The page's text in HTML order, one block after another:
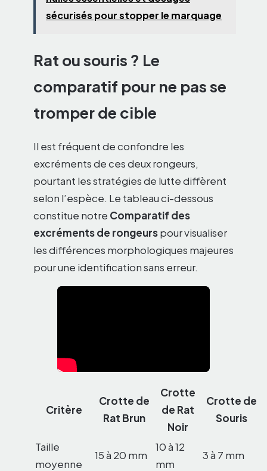
sécurisés pour stopper le marquage
Rat ou souris ? Le
comparatif pour ne pas se
tromper de cible
Il est fréquent de confondre les
excréments de ces deux rongeurs,
pourtant les stratégies de lutte diffèrent
selon l’espèce. Le tableau ci-dessous
constitue notre Comparatif des
excréments de rongeurspour visualiser
les différences morphologiques majeures
pour une identification sans erreur.
Critère
Crotte de
Rat Brun
Crotte
de Rat
Noir
Crotte de
Souris
Taille
moyenne
15 à 20 mm
10 à 12
mm
3 à 7 mm